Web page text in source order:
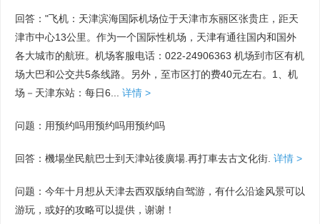
回答："飞机：天津滨海国际机场位于天津市东丽区张贵庄，距天
津市中心13公里。作为一个国际性机场，天津有通往国内和国外
各大城市的航班。机场客服电话：022-24906363 机场到市区有机
场大巴和公交共5条线路。另外，至市区打的费40元左右。1、机
场－天津东站：每日6...
详情 >
问题：用预约吗用预约吗用预约吗
回答：機場坐民航巴士到天津站後廣場.再打車去古文化街. 详情 >
问题：今年十月想从天津去西双版纳自驾游，有什么沿途风景可以
游玩，或好的攻略可以提供，谢谢！